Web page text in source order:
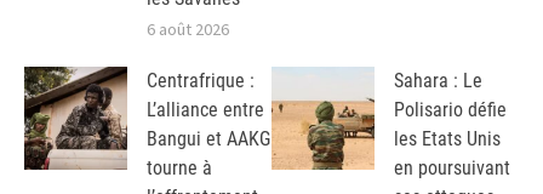
6 août 2026
Centrafrique :
L’alliance entre
Bangui et AAKG
tourne à
Sahara : Le
Polisario défie
les Etats Unis
en poursuivant